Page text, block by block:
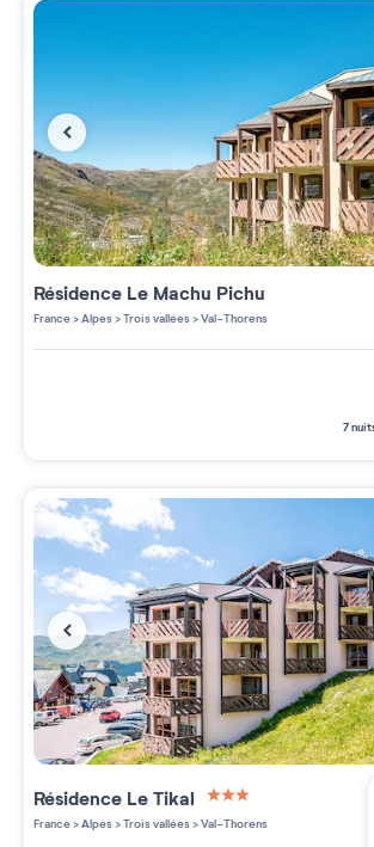
Résidence Le Machu Pichu
France>Alpes>Trois vallées>Val-Thorens
7
Résidence Le Tikal
3 étoiles sur 5
France>Alpes>Trois vallées>Val-Thorens